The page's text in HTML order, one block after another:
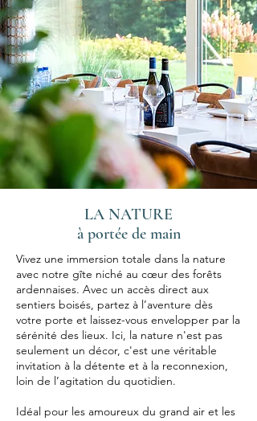
LA NATURE
à portée de main
Vivez une immersion totale dans la nature
avec notre gîte niché au cœur des forêts
ardennaises. Avec un accès direct aux
sentiers boisés, partez à l’aventure dès
votre porte et laissez-vous envelopper par la
sérénité des lieux. Ici, la nature n'est pas
seulement un décor, c'est une véritable
invitation à la détente et à la reconnexion,
loin de l’agitation du quotidien.
Idéal pour les amoureux du grand air et les